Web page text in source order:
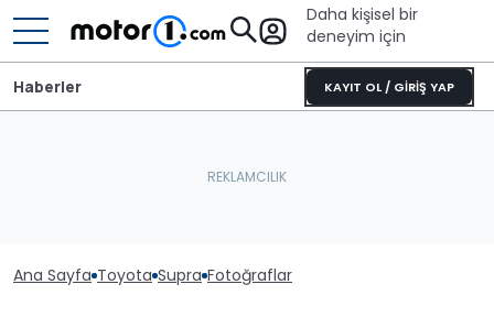
Daha kişisel bir
deneyim için
KAYIT OL / GİRİŞ YAP
Haberler
Ana Sayfa Toyota Supra Fotoğraflar